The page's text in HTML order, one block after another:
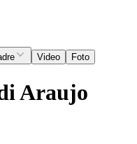
Video Foto
Araujo